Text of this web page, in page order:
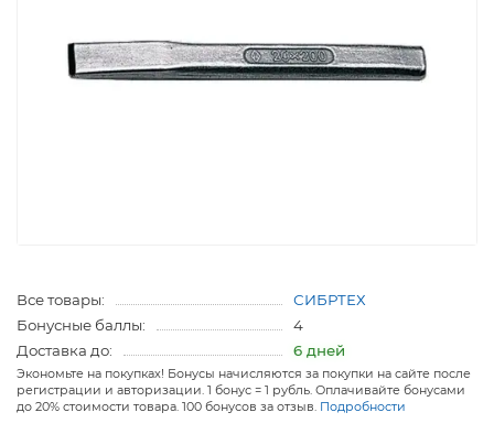
Все товары:
СИБРТЕХ
Бонусные баллы:
4
Доставка до:
6 дней
Экономьте на покупках! Бонусы начисляются за покупки на сайте после
регистрации и авторизации. 1 бонус = 1 рубль. Оплачивайте бонусами
до 20% стоимости товара. 100 бонусов за отзыв. Подробности